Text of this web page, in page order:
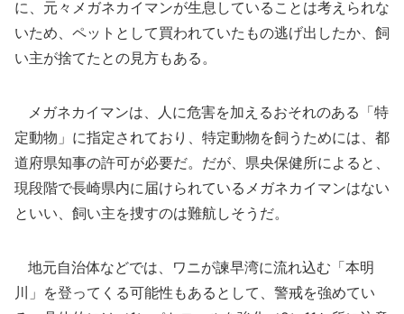
に、元々メガネカイマンが生息していることは考えられな
いため、ペットとして買われていたもの逃げ出したか、飼
い主が捨てたとの見方もある。
メガネカイマンは、人に危害を加えるおそれのある「特
定動物」に指定されており、特定動物を飼うためには、都
道府県知事の許可が必要だ。だが、県央保健所によると、
現段階で長崎県内に届けられているメガネカイマンはない
といい、飼い主を捜すのは難航しそうだ。
地元自治体などでは、ワニが諫早湾に流れ込む「本明
川」を登ってくる可能性もあるとして、警戒を強めてい